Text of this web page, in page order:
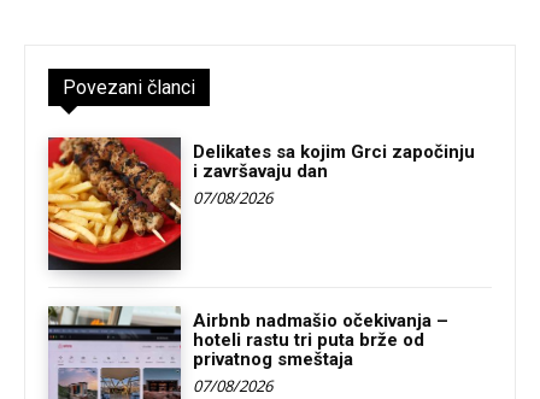
Povezani članci
Delikates sa kojim Grci započinju
i završavaju dan
07/08/2026
Airbnb nadmašio očekivanja –
hoteli rastu tri puta brže od
privatnog smeštaja
07/08/2026